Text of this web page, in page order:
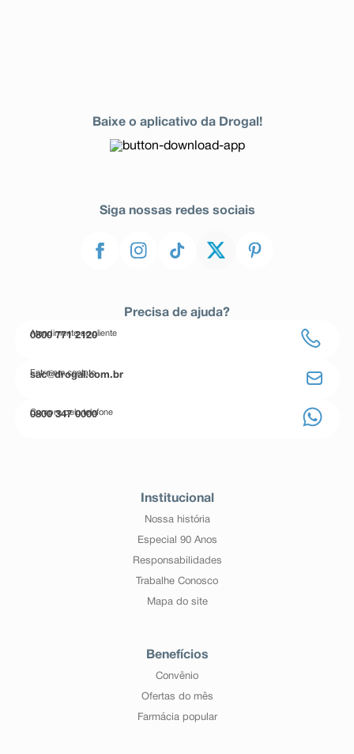
Baixe o aplicativo da Drogal!
Siga nossas redes sociais
Precisa de ajuda?
Atendimento ao cliente
0800 771 2120
Entre em contato
sac@drogal.com.br
Compre pelo telefone
0800 347 0000
Institucional
Nossa história
Especial 90 Anos
Responsabilidades
Trabalhe Conosco
Mapa do site
Benefícios
Convênio
Ofertas do mês
Farmácia popular